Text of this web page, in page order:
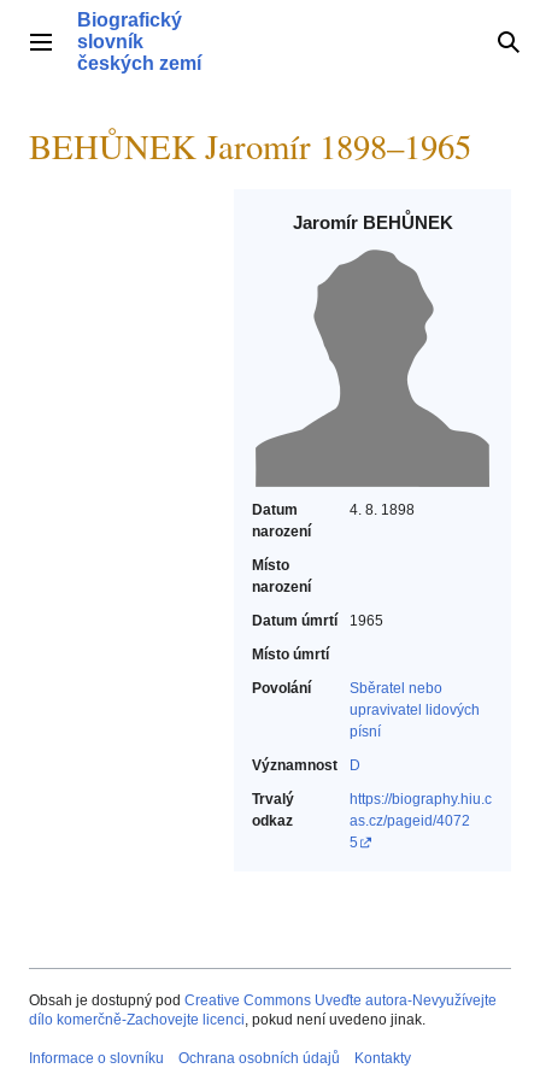
obsahHlavní menu
Biografický
slovník
českých zemí
BEHŮNEK Jaromír 1898–1965
Jaromír BEHŮNEK
Datum
narození
4. 8. 1898
Místo
narození
Datum úmrtí
1965
Místo úmrtí
Povolání
Sběratel nebo
upravivatel lidových
písní‎
Významnost
D
Trvalý
odkaz
https://biography.hiu.c
as.cz/pageid/4072
5
Obsah je dostupný pod Creative Commons Uveďte autora-Nevyužívejte
dílo komerčně-Zachovejte licenci, pokud není uvedeno jinak.
Informace o slovníku Ochrana osobních údajů Kontakty